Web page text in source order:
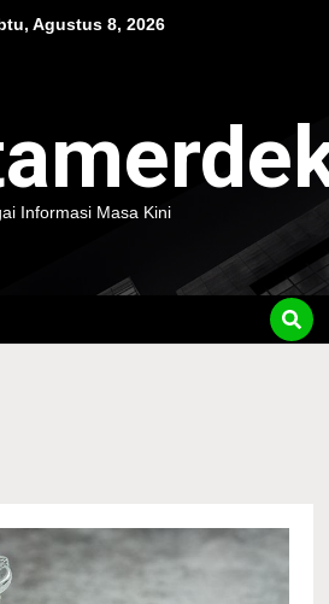
Agustus 8, 2026
Informasi Masa Kini